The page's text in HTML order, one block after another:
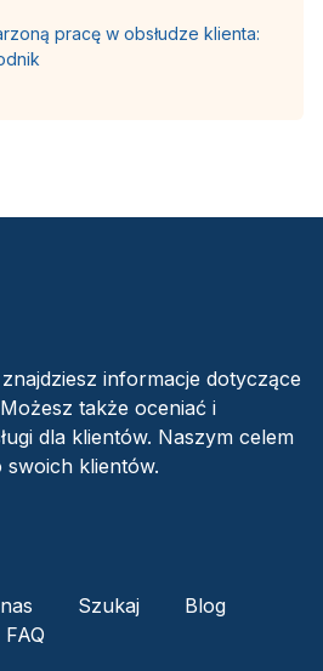
pracę w obsłudze klienta:
informacje dotyczące
także oceniać i
dla klientów. Naszym celem
swoich klientów.
Szukaj
Blog
FAQ